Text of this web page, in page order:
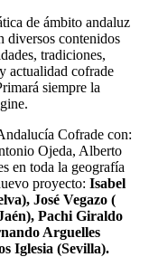
de ámbito andaluz
diversos contenidos
tradiciones,
actualidad cofrade
siempre la
Cofrade con:
Ojeda, Alberto
en toda la geografía
proyecto: Isabel
José Vegazo (
Pachi Giraldo
Arguelles
Iglesia (Sevilla).